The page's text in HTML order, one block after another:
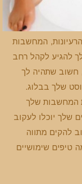
המחשבות
לך להגיע לקהל רחב
חשוב שתהיה לך
שלך בבלוג.
המחשבות שלך
שלך יוכלו לעקוב
להקים מתווה
טיפים שימושיים